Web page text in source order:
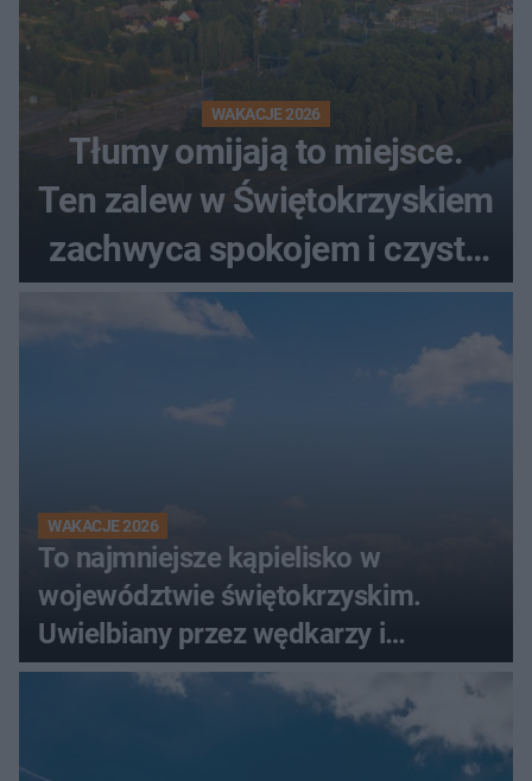
WAKACJE 2026
Tłumy omijają to miejsce.
Ten zalew w Świętokrzyskiem
zachwyca spokojem i czystą
wodą
WAKACJE 2026
To najmniejsze kąpielisko w
województwie świętokrzyskim.
Uwielbiany przez wędkarzy i
turystów